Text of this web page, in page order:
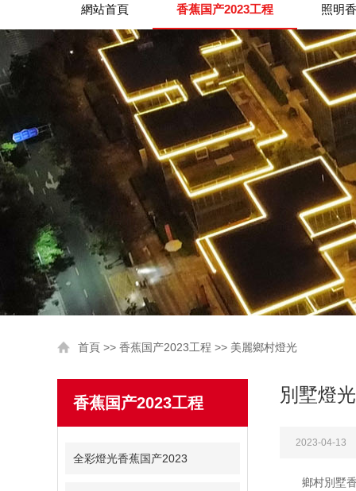
網站首頁 香蕉国产2023工程 照明
首頁 >> 香蕉国产2023工程 >> 美麗鄉村燈光
香蕉国产2023工程
全彩燈光香蕉国产2023
別墅燈
2023-04-13
鄉村別墅